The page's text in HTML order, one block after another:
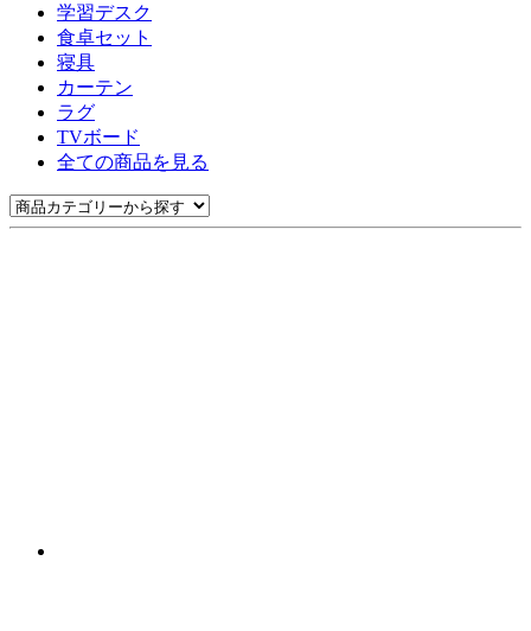
学習デスク
食卓セット
寝具
カーテン
ラグ
TVボード
全ての商品を見る